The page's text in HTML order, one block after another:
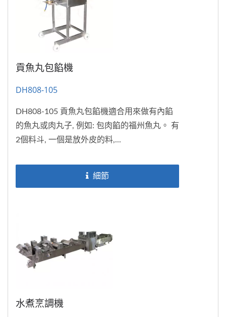
貢魚丸包餡機
DH808-105
DH808-105 貢魚丸包餡機適合用來做有內餡
的魚丸或肉丸子, 例如: 包肉餡的福州魚丸。 有
2個料斗, 一個是放外皮的料,...
細節
水煮烹調機